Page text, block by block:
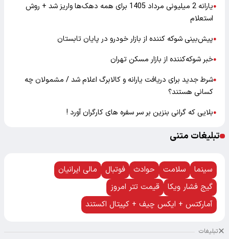
●
یارانه 2 میلیونی مرداد 1405 برای همه دهک‌ها واریز شد + روش
استعلام
●پیش‌بینی شوکه کننده از بازار خودرو در پایان تابستان
●خبر شوکه‌کننده از بازار مسکن تهران
●شرط جدید برای دریافت یارانه و کالابرگ اعلام شد / مشمولان چه
کسانی هستند؟
●بلایی که گرانی بنزین بر سر سفره های کارگران آورد !
تبلیغات متنی
سینما سلامت حوادث فوتبال
مالی ایرانیان
گیج فشار ویکا
قیمت تتر امروز
آمارکتس + ایکس چیف + کپیتال اکستند
تبلیغات